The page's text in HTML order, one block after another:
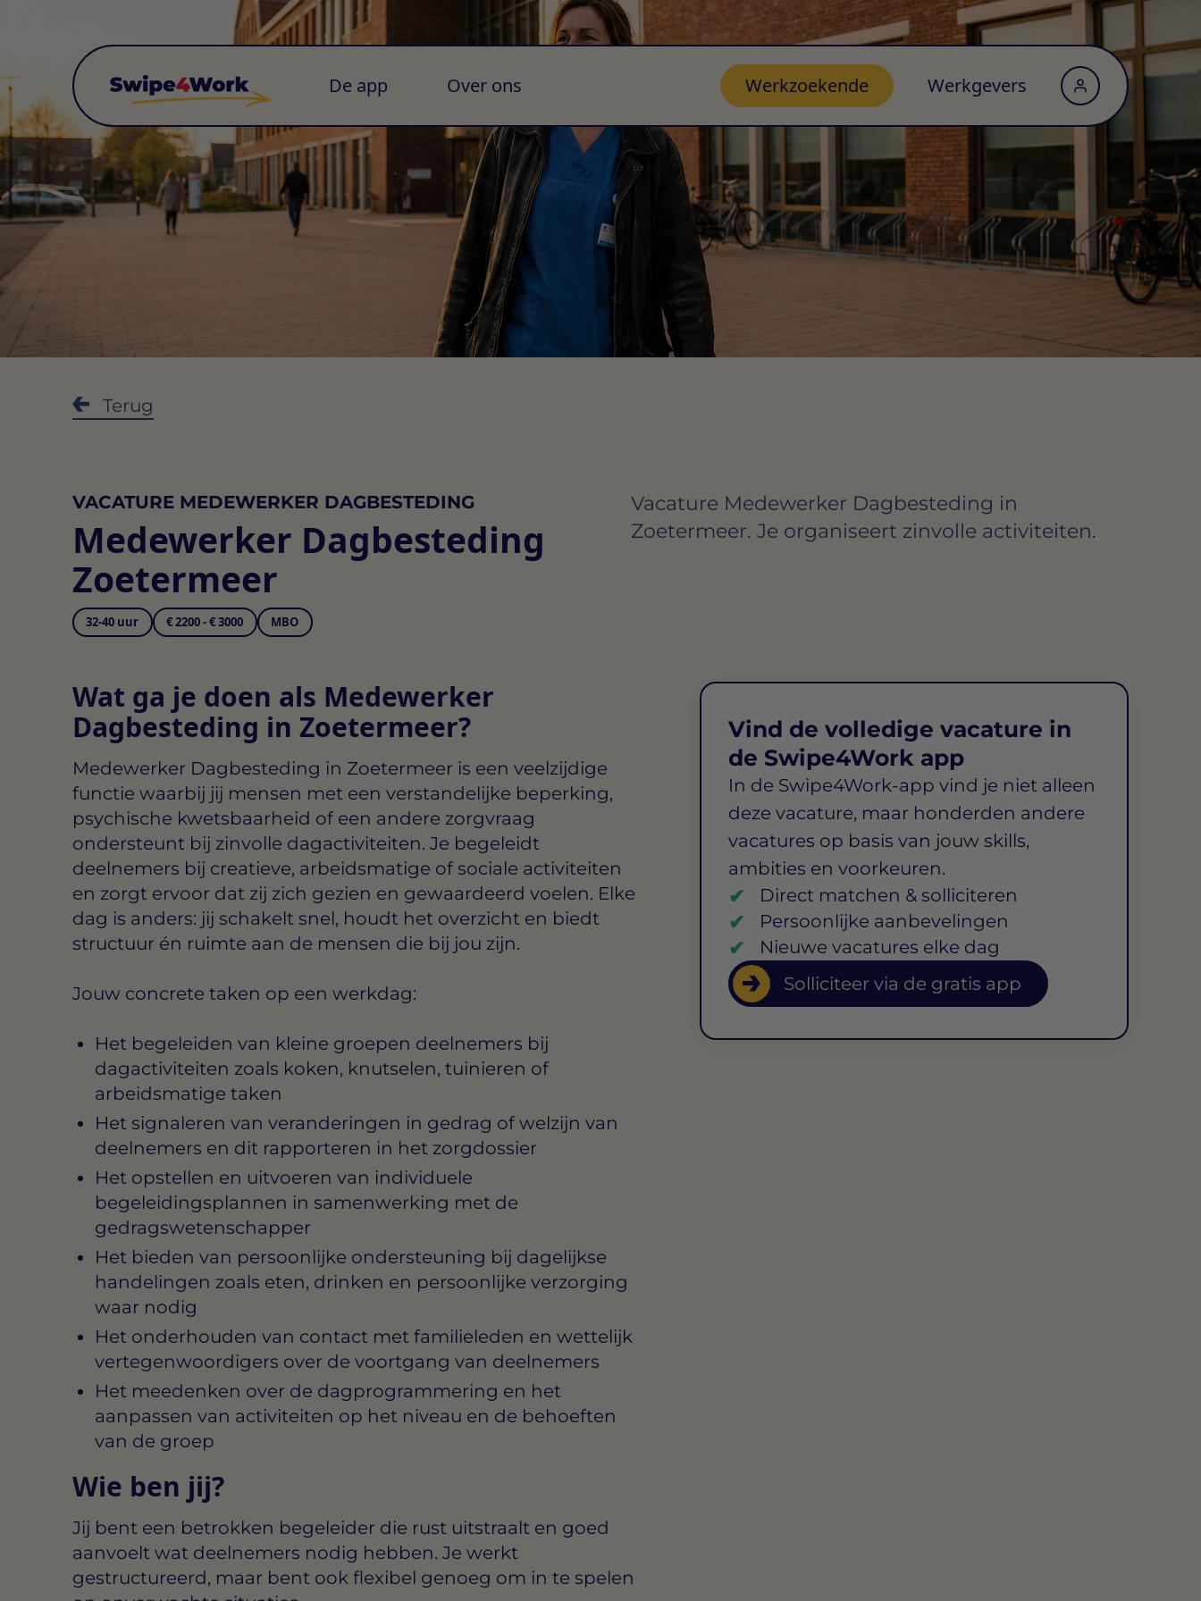
De app Over ons Werkzoekende Werkgevers
Terug
VACATURE MEDEWERKER DAGBESTEDING
Medewerker Dagbesteding
Zoetermeer
32-40 uur € 2200 - € 3000 MBO
Vacature Medewerker Dagbesteding in
Zoetermeer. Je organiseert zinvolle activiteiten.
Wat ga je doen als Medewerker
Dagbesteding in Zoetermeer?
Medewerker Dagbesteding in Zoetermeer is een veelzijdige
functie waarbij jij mensen met een verstandelijke beperking,
psychische kwetsbaarheid of een andere zorgvraag
ondersteunt bij zinvolle dagactiviteiten. Je begeleidt
deelnemers bij creatieve, arbeidsmatige of sociale activiteiten
en zorgt ervoor dat zij zich gezien en gewaardeerd voelen. Elke
dag is anders: jij schakelt snel, houdt het overzicht en biedt
structuur én ruimte aan de mensen die bij jou zijn.
Jouw concrete taken op een werkdag:
Het begeleiden van kleine groepen deelnemers bij
dagactiviteiten zoals koken, knutselen, tuinieren of
arbeidsmatige taken
Het signaleren van veranderingen in gedrag of welzijn van
deelnemers en dit rapporteren in het zorgdossier
Het opstellen en uitvoeren van individuele
begeleidingsplannen in samenwerking met de
gedragswetenschapper
Het bieden van persoonlijke ondersteuning bij dagelijkse
handelingen zoals eten, drinken en persoonlijke verzorging
waar nodig
Het onderhouden van contact met familieleden en wettelijk
vertegenwoordigers over de voortgang van deelnemers
Het meedenken over de dagprogrammering en het
aanpassen van activiteiten op het niveau en de behoeften
van de groep
Wie ben jij?
Jij bent een betrokken begeleider die rust uitstraalt en goed
aanvoelt wat deelnemers nodig hebben. Je werkt
gestructureerd, maar bent ook flexibel genoeg om in te spelen
Vind de volledige vacature in
de Swipe4Work app
In de Swipe4Work-app vind je niet alleen
deze vacature, maar honderden andere
vacatures op basis van jouw skills,
ambities en voorkeuren.
Direct matchen & solliciteren
Persoonlijke aanbevelingen
Nieuwe vacatures elke dag
Solliciteer via de gratis app